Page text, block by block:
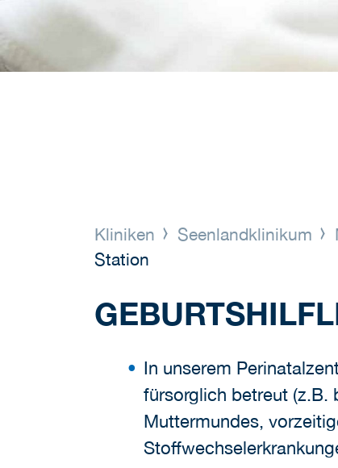
Kliniken Seenlandklinikum
Station
In unserem
fürsorglich betreut (z.B.
Muttermundes,